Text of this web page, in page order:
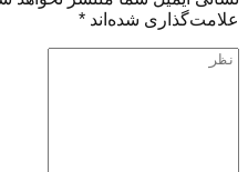
علامت‌گذاری شده‌اند *